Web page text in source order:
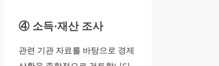
④ 소득·재산 조사
관련 기관 자료를 바탕으로 경제